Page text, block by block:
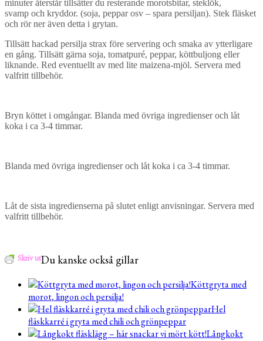
minuter återstår tillsätter du resterande morotsbitar, steklök,
svamp och kryddor. (soja, peppar osv – spara persiljan). Stek fläsket
och rör ner även detta i grytan.
Tillsätt hackad persilja strax före servering och smaka av ytterligare
en gång. Tillsätt gärna soja, tomatpuré, peppar, köttbuljong eller
liknande. Red eventuellt av med lite maizena-mjöl. Servera med
valfritt tillbehör.
Bryn köttet i omgångar. Blanda med övriga ingredienser och låt
koka i ca 3-4 timmar.
Blanda med övriga ingredienser och låt koka i ca 3-4 timmar.
Låt de sista ingredienserna på slutet enligt anvisningar. Servera med
valfritt tillbehör.
Skriv utDu kanske också gillar
Köttgryta med
morot, lingon och persilja!
Hel
fläskkarré i gryta med chili och grönpeppar
Långkokt